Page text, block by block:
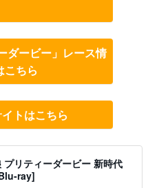
ダービー」レース情
こちら
トはこちら
プリティーダービー 新時代
ray]